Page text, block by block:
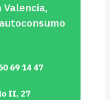
69 14 47
II, 27